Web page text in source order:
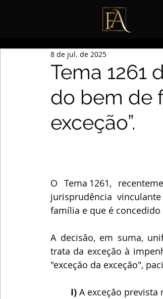
Tema 1261
do bem de
exceção”.
8 de jul. de 2025
O Tema 1261,
jurisprudência
família e que é
A decisão, em suma,
trata da exceção à
"exceção da exceção",
I) A exceção prevista